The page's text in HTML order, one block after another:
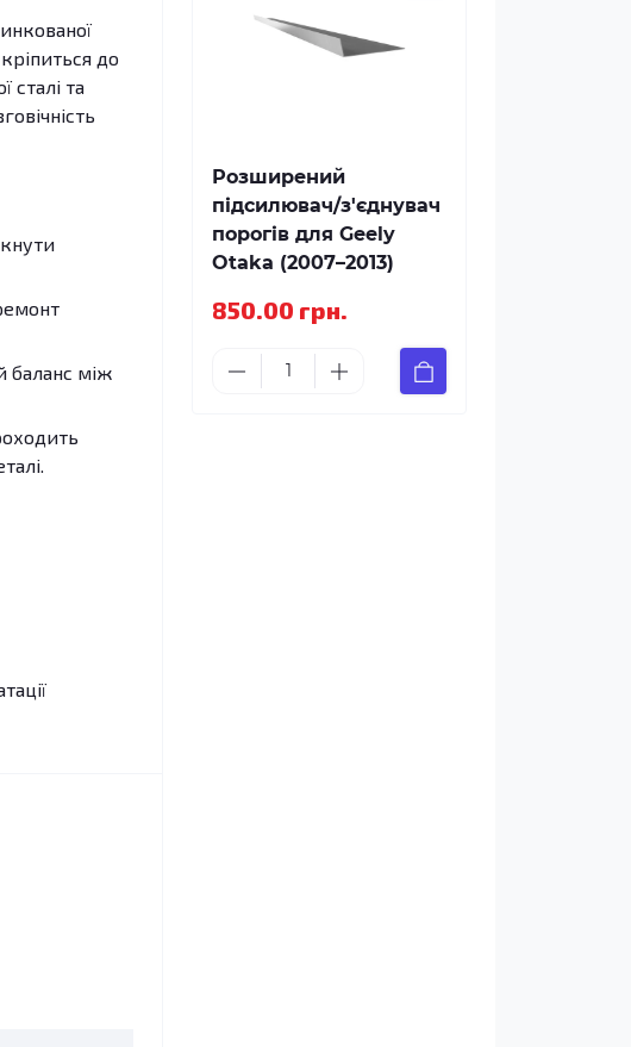
до
сталі та
баланс між
Розширений
підсилювач/з'єднувач
порогів для Geely
Otaka (2007–2013)
850.00 грн.